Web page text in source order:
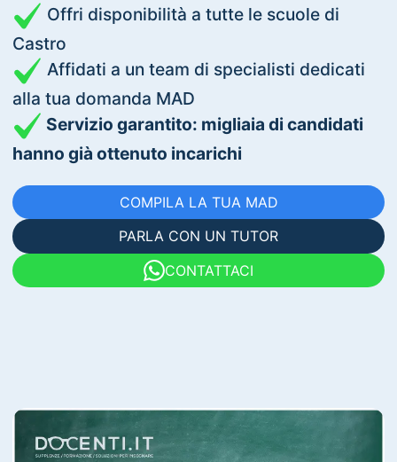
Offri disponibilità a tutte le scuole di
Castro
Affidati a un team di specialisti dedicati
alla tua domanda MAD
Servizio garantito: migliaia di candidati
hanno già ottenuto incarichi
COMPILA LA TUA MAD
PARLA CON UN TUTOR
CONTATTACI